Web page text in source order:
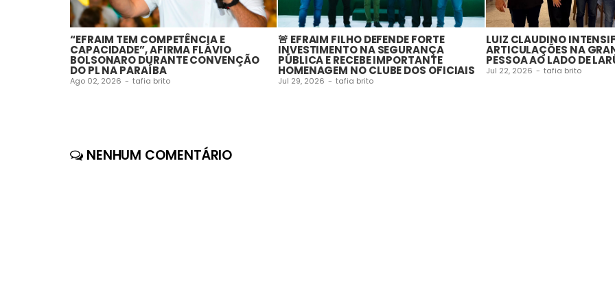
“EFRAIM TEM COMPETÊNCIA E
CAPACIDADE”, AFIRMA FLÁVIO
BOLSONARO DURANTE CONVENÇÃO
DO PL NA PARAÍBA
Ago 02, 2026 - tafia brito
🚨 EFRAIM FILHO DEFENDE FORTE
INVESTIMENTO NA SEGURANÇA
PÚBLICA E RECEBE IMPORTANTE
HOMENAGEM NO CLUBE DOS OFICIAIS
Jul 29, 2026 - tafia brito
LUIZ CLAUDINO
ARTICULAÇÕES NA
PESSOA AO LADO DE
Jul 22, 2026 - tafia brito
NENHUM COMENTÁRIO